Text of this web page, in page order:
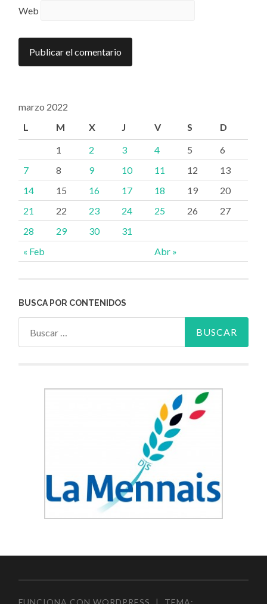
Web
marzo 2022
L
M X J V S D
« Feb Abr »
1 2 3 4 5
6
7
8 9 10 11 12
13
14
15 16 17 18 19
20
21
22 23 24 25 26
27
28
29 30 31
BUSCA POR CONTENIDOS
FUNCIONA CON WORDPRESS | TEMA: